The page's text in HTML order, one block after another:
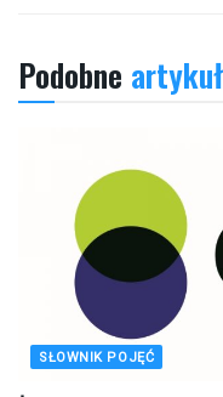
Podobne
SŁOWNIK POJĘĆ